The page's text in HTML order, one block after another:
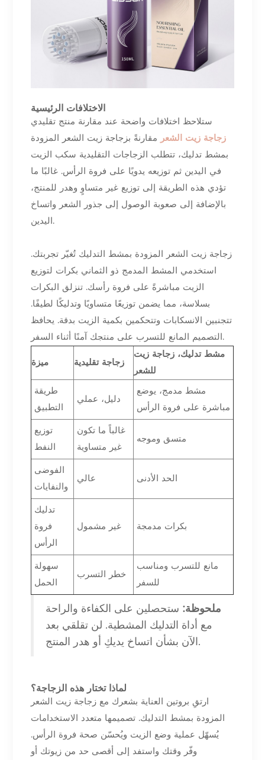
الاختلافات الرئيسية
ستلاحظ اختلافات واضحة عند مقارنة منتج تقليدي
زجاجة زيت الشعرمقارنةً بزجاجة زيت الشعر المزودة
بمشط تدليك، تتطلب الزجاجات التقليدية سكب الزيت
في اليدين ثم توزيعه يدويًا على فروة الرأس. غالبًا ما
تؤدي هذه الطريقة إلى توزيع غير متساوٍ وهدر للمنتج،
بالإضافة إلى صعوبة الوصول إلى جذور الشعر واتساخ
اليدين.
زجاجة زيت الشعر المزودة بمشط التدليك تُغيّر تجربتك.
استخدمي المشط المدمج ذو الثماني بكرات لتوزيع
الزيت مباشرةً على فروة رأسك. تنزلق البكرات
بسلاسة، مما يضمن توزيعًا متساويًا وتدليكًا لطيفًا.
تتجنبين الانسكابات وتتحكمين بكمية الزيت بدقة. يحافظ
التصميم المانع للتسرب على منتجك آمنًا أثناء السفر.
ميزة
زجاجة تقليدية
مشط تدليك، زجاجة زيت
للشعر
طريقة
التطبيق
دليل، عملي
مشط مدمج، يوضع
مباشرة على فروة الرأس
توزيع
النفط
غالباً ما تكون
غير متساوية
متسق وموجه
الفوضى
والنفايات
عالي الحد الأدنى
تدليك
فروة
الرأس
غير مشمول بكرات مدمجة
سهولة
الحمل
خطر التسرب
مانع للتسرب ومناسب
للسفر
ملحوظة: ستحصلين على الكفاءة والراحة
مع أداة التدليك المشطية. لن تقلقي بعد
الآن بشأن اتساخ يديكِ أو هدر المنتج.
لماذا تختار هذه الزجاجة؟
ارتقِ بروتين العناية بشعرك مع زجاجة زيت الشعر
المزودة بمشط التدليك. تصميمها متعدد الاستخدامات
يُسهّل عملية وضع الزيت ويُحسّن صحة فروة الرأس.
وفّر وقتك واستفد إلى أقصى حد من زيوتك أو